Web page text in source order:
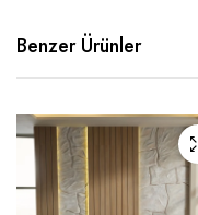
Benzer Ürünler